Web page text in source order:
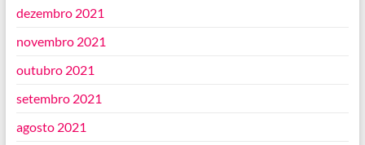
dezembro 2021
novembro 2021
outubro 2021
setembro 2021
agosto 2021